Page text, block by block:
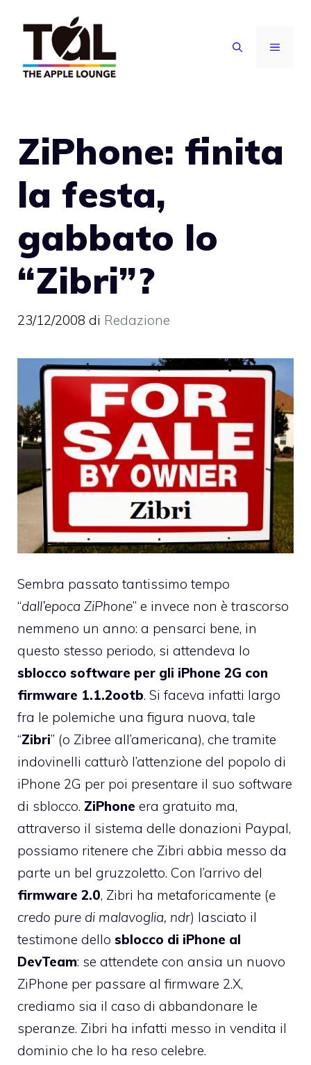
contenuto
MENU
ZiPhone: finita
la festa,
gabbato lo
“Zibri”?
23/12/2008 di Redazione
Sembra passato tantissimo tempo
“dall’epoca ZiPhone” e invece non è trascorso
nemmeno un anno: a pensarci bene, in
questo stesso periodo, si attendeva lo
sblocco software per gli iPhone 2G con
firmware 1.1.2ootb. Si faceva infatti largo
fra le polemiche una figura nuova, tale
“Zibri” (o Zibree all’americana), che tramite
indovinelli catturò l’attenzione del popolo di
iPhone 2G per poi presentare il suo software
di sblocco. ZiPhone era gratuito ma,
attraverso il sistema delle donazioni Paypal,
possiamo ritenere che Zibri abbia messo da
parte un bel gruzzoletto. Con l’arrivo del
firmware 2.0, Zibri ha metaforicamente (e
credo pure di malavoglia, ndr) lasciato il
testimone dello sblocco di iPhone al
DevTeam: se attendete con ansia un nuovo
ZiPhone per passare al firmware 2.X,
crediamo sia il caso di abbandonare le
speranze. Zibri ha infatti messo in vendita il
dominio che lo ha reso celebre.